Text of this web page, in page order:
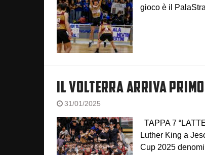
gioco è il
IL VOLTERRA ARRIVA
31/01/2025
TAPPA 7
Luther King a
Cup 2025